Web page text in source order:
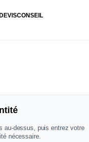
DEVISCONSEIL
au-dessus, puis entrez votre
nécessaire.